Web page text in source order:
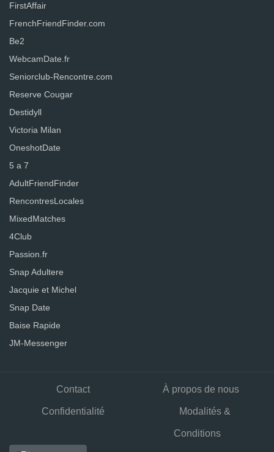
FirstAffair
FrenchFriendFinder.com
Be2
WebcamDate.fr
Seniorclub-Rencontre.com
Reserve Cougar
Destidyll
Victoria Milan
OneshotDate
5 a 7
AdultFriendFinder
RencontresLocales
MixedMatches
4Club
Passion.fr
Snap Adultere
Jacquie et Michel
Snap Date
Baise Rapide
JM-Messenger
Contact À propos de nous
Confidentialité Modalités &
Conditions